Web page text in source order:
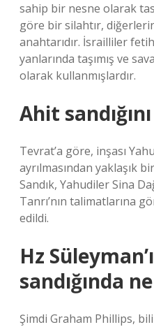
sahip bir nesne olarak
göre bir silahtır,
anahtarıdır. İsrailliler
yanlarında taşımış ve
olarak kullanmışlardır.
Ahit
Tevrat’a göre, inşası
ayrılmasından yaklaşık
Sandık, Yahudiler Sina
Tanrı’nın talimatlarına
edildi.
Hz
sandığında
Şimdi Graham Phillips,